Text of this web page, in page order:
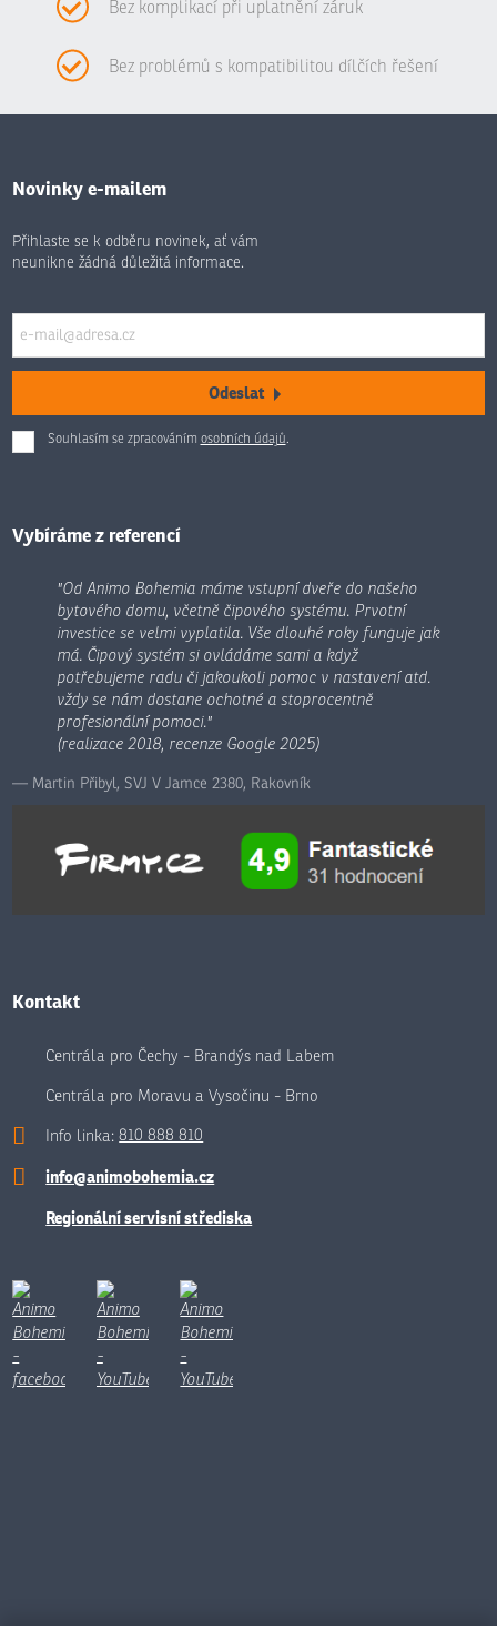
Bez komplikací při uplatnění záruk
Bez problémů s kompatibilitou dílčích řešení
Novinky e-mailem
Přihlaste se k odběru novinek, ať vám
neunikne žádná důležitá informace.
Odeslat
Souhlasím se zpracováním osobních údajů
Formulář
odeslat.
Vybíráme z referencí
"Od Animo Bohemia máme vstupní dveře do našeho
bytového domu, včetně čipového systému. Prvotní
investice se velmi vyplatila. Vše dlouhé roky funguje jak
má. Čipový systém si ovládáme sami a když
potřebujeme radu či jakoukoli pomoc v nastavení atd.
vždy se nám dostane ochotné a stoprocentně
profesionální pomoci."
(realizace 2018, recenze Google 2025)
Martin Přibyl, SVJ V Jamce 2380, Rakovník
Kontakt
Centrála pro Čechy - Brandýs nad Labem
Centrála pro Moravu a Vysočinu - Brno
Info linka:810 888 810
info@animobohemia.cz
Regionální servisní střediska